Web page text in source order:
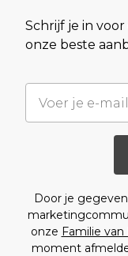
Schrijf je in voor
onze beste
Door je
onze Familie
moment